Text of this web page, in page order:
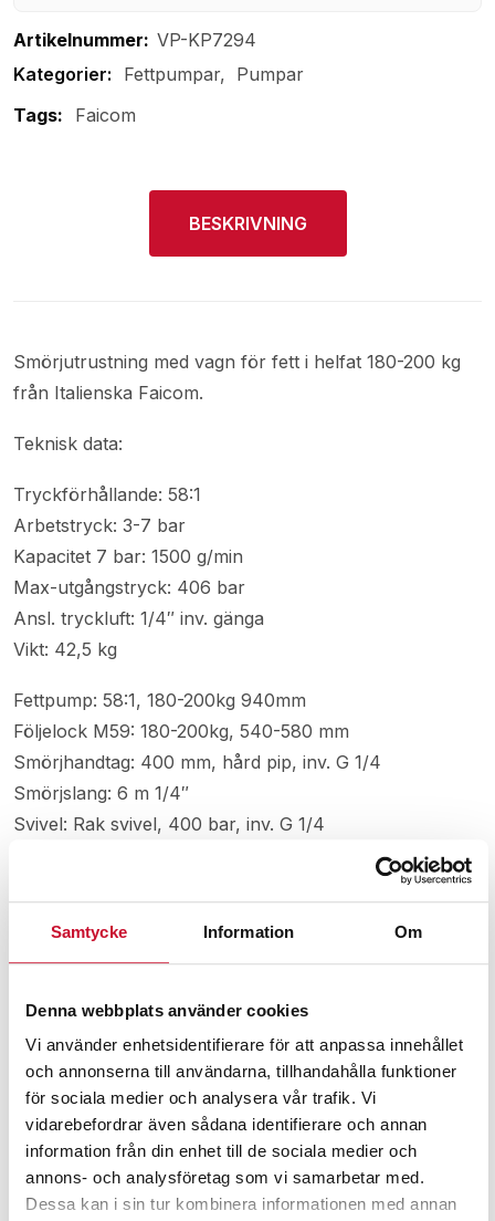
Samtycke Information Om
Denna webbplats använder cookies
Vi använder enhetsidentifierare för att anpassa innehållet
och annonserna till användarna, tillhandahålla funktioner
för sociala medier och analysera vår trafik. Vi
vidarebefordrar även sådana identifierare och annan
information från din enhet till de sociala medier och
annons- och analysföretag som vi samarbetar med.
Dessa kan i sin tur kombinera informationen med annan
Artikelnummer: VP-KP7294
Fettpumpar
Pumpar
Tags:
Faicom
BESKRIVNING
Smörjutrustning med vagn för fett i helfat 180-200 kg
från Italienska Faicom.
Teknisk data:
Tryckförhållande: 58:1
Arbetstryck: 3-7 bar
Kapacitet 7 bar: 1500 g/min
Max-utgångstryck: 406 bar
Ansl. tryckluft: 1/4″ inv. gänga
Vikt: 42,5 kg
Fettpump: 58:1, 180-200kg 940mm
Följelock M59: 180-200kg, 540-580 mm
Smörjhandtag: 400 mm, hård pip, inv. G 1/4
Smörjslang: 6 m 1/4″
Svivel: Rak svivel, 400 bar, inv. G 1/4
Relaterade produkter